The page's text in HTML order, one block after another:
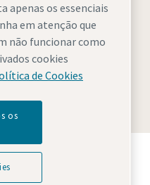
cookiesAcessibilidade
permite uma
apenas os essenciais
em atenção que
não funcionar como
cookies
de Cookies
os